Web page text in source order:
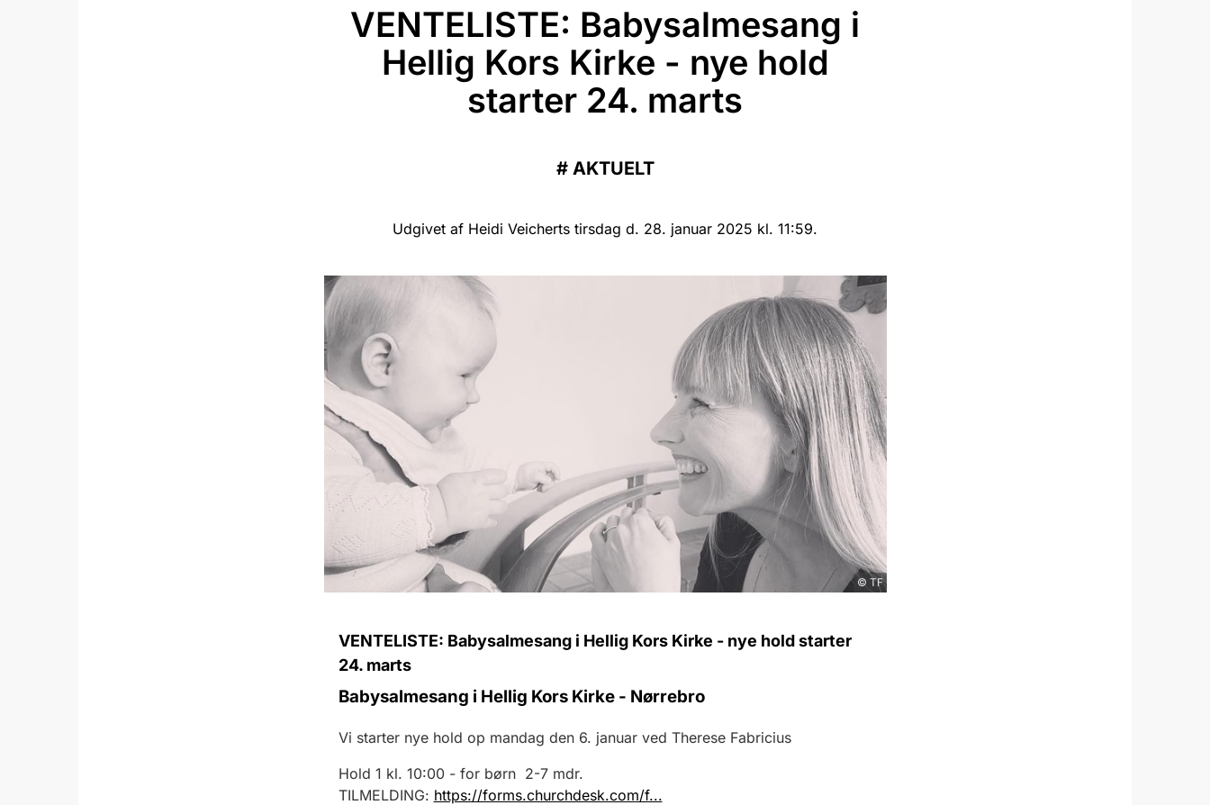
VENTELISTE: Babysalmesang i
Hellig Kors Kirke - nye hold
starter 24. marts
# AKTUELT
Udgivet af Heidi Veicherts tirsdag d. 28. januar 2025 kl. 11:59.
© TF
VENTELISTE: Babysalmesang i Hellig Kors Kirke - nye hold starter
24. marts
Babysalmesang i Hellig Kors Kirke - Nørrebro
Vi starter nye hold op mandag den 6. januar ved Therese Fabricius
Hold 1 kl. 10:00 - for børn 2-7 mdr.
TILMELDING: https://forms.churchdesk.com/f...